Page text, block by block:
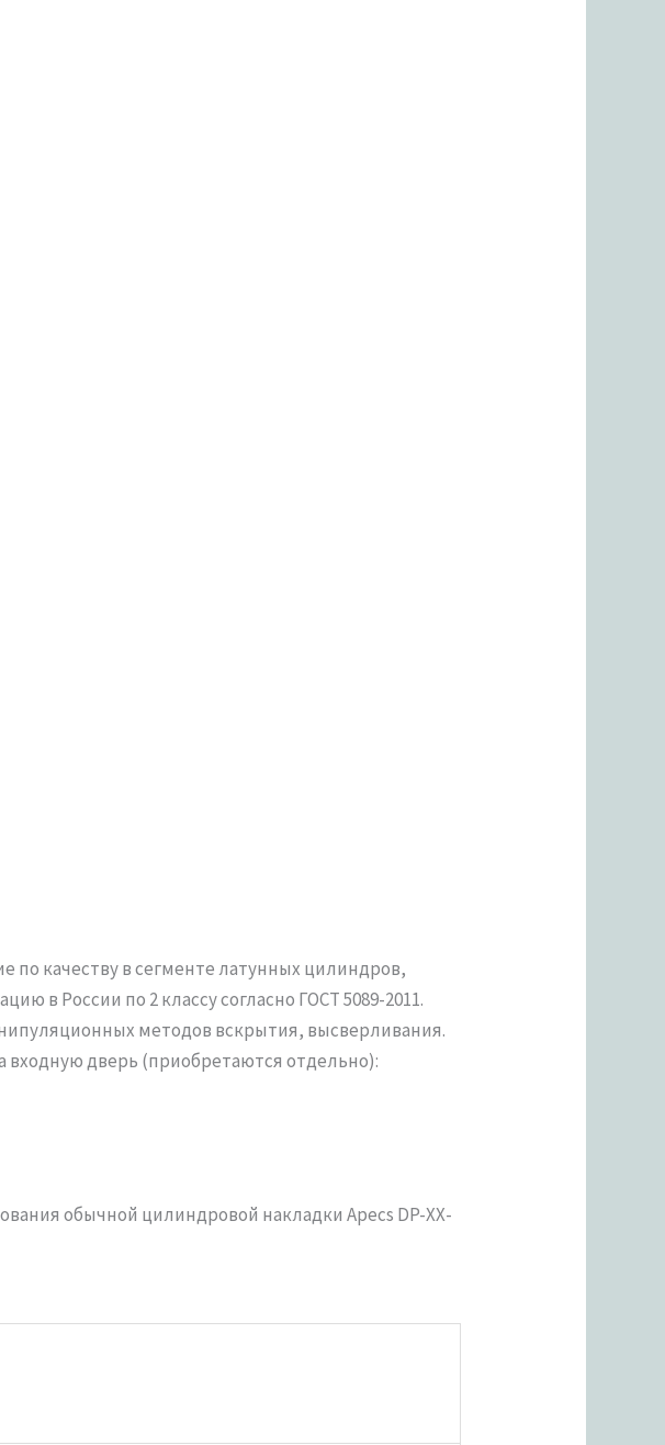
качеству в сегменте латунных цилиндров,
в России по 2 классу согласно ГОСТ 5089-2011.
методов вскрытия, высверливания.
входную дверь (приобретаются отдельно):
обычной цилиндровой накладки Apecs DP-XX-